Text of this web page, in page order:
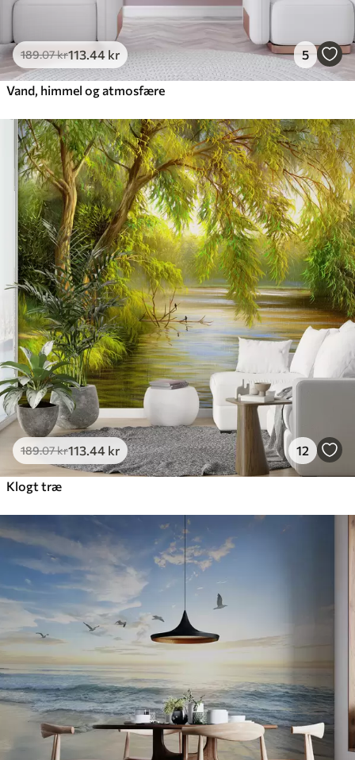
189.07kr113.44 kr 5
Vand, himmel og atmosfære
189.07kr113.44 kr 12
Klogt træ